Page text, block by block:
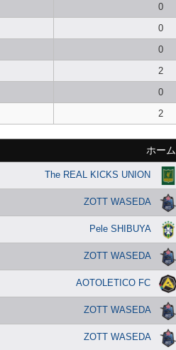
0
0
0
2
0
2
ホーム
The REAL KICKS UNION
ZOTT WASEDA
Pele SHIBUYA
ZOTT WASEDA
AOTOLETICO FC
ZOTT WASEDA
ZOTT WASEDA